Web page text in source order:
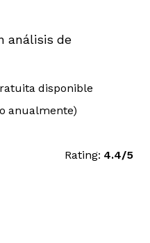
análisis de
disponible
anualmente)
Rating: 4.4/5